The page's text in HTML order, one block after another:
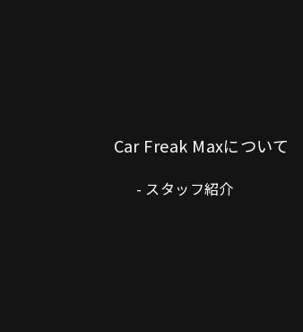
Car Freak Maxについて
スタッフ紹介